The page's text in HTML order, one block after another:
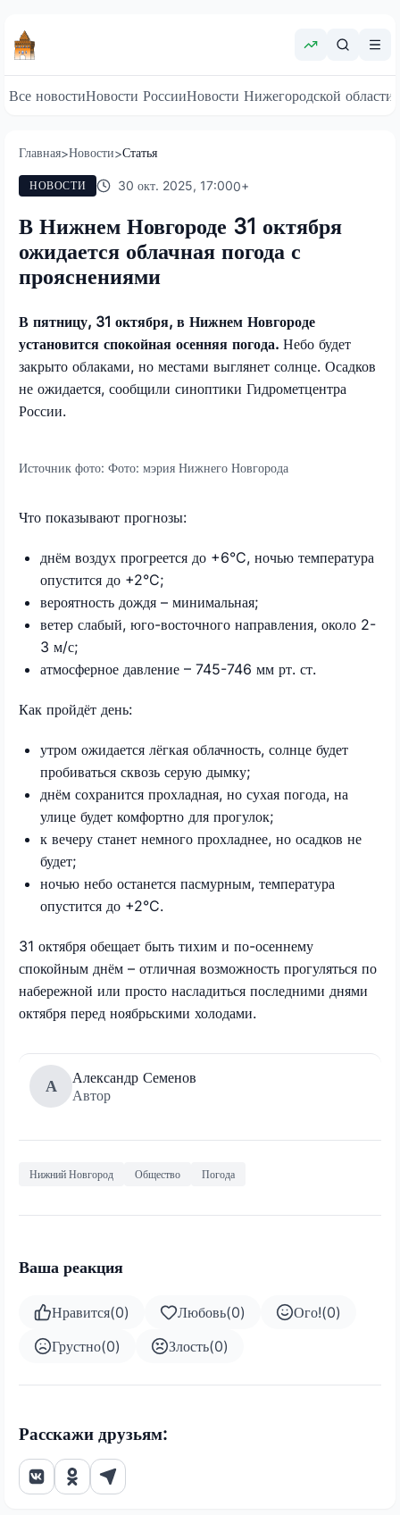
Все новостиНовости РоссииНовости Нижегородской области
Главная>Новости>Статья
НОВОСТИ 30 окт. 2025, 17:000+
В Нижнем Новгороде 31 октября
ожидается облачная погода с
прояснениями
В пятницу, 31 октября, в Нижнем Новгороде
установится спокойная осенняя погода. Небо будет
закрыто облаками, но местами выглянет солнце. Осадков
не ожидается, сообщили синоптики Гидрометцентра
России.
Источник фото: Фото: мэрия Нижнего Новгорода
Что показывают прогнозы:
днём воздух прогреется до +6°C, ночью температура
опустится до +2°C;
вероятность дождя – минимальная;
ветер слабый, юго-восточного направления, около 2-
3 м/с;
атмосферное давление – 745-746 мм рт. ст.
Как пройдёт день:
утром ожидается лёгкая облачность, солнце будет
пробиваться сквозь серую дымку;
днём сохранится прохладная, но сухая погода, на
улице будет комфортно для прогулок;
к вечеру станет немного прохладнее, но осадков не
будет;
ночью небо останется пасмурным, температура
опустится до +2°C.
31 октября обещает быть тихим и по-осеннему
спокойным днём – отличная возможность прогуляться по
набережной или просто насладиться последними днями
октября перед ноябрьскими холодами.
А
Александр Семенов
Автор
Нижний Новгород Общество Погода
Ваша реакция
Нравится(0) Любовь(0) Ого!(0)
Грустно(0) Злость(0)
Расскажи друзьям: